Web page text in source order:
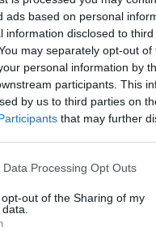
ads based on personal
information disclosed to
may separately opt-out of
personal information by
participants. This
by us to third parties on
that may further
this website/app uses one
visit or usage behaviour.
consent to Google and its
Data Processing Opt Outs
out of the Sharing of my
του ΝΑΤΟ στην
την ενότητα της
η
να στηρίξει
πως δεν
κατά του Ιράν.
ηγέτες καλούνται να
κινήσεις της
σε ένα περιβάλλον